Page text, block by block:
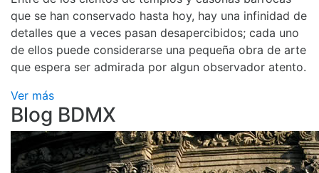
que se han conservado hasta hoy, hay una infinidad de
detalles que a veces pasan desapercibidos; cada uno
de ellos puede considerarse una pequeña obra de arte
que espera ser admirada por algun observador atento.
Ver más
Blog BDMX